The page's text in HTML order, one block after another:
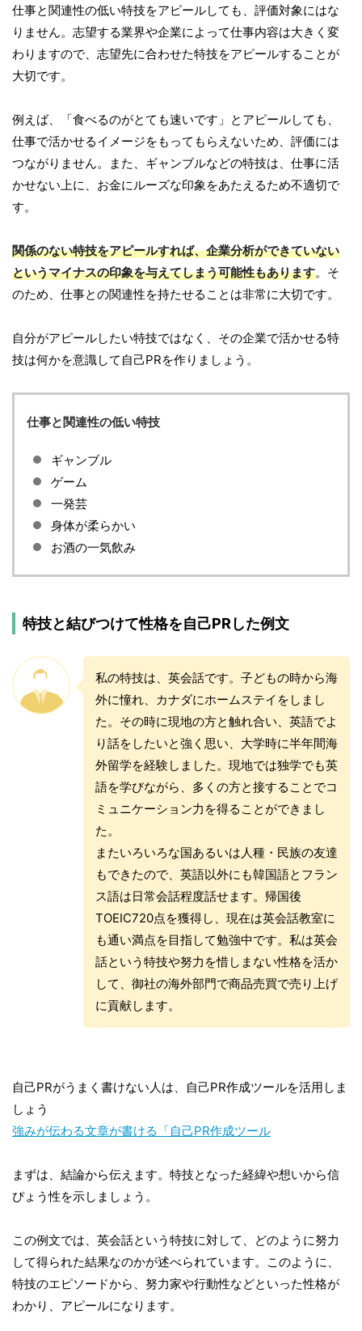
仕事と関連性の低い特技をアピールしても、評価対象にはな
りません。志望する業界や企業によって仕事内容は大きく変
わりますので、志望先に合わせた特技をアピールすることが
大切です。
例えば、「食べるのがとても速いです」とアピールしても、
仕事で活かせるイメージをもってもらえないため、評価には
つながりません。また、ギャンブルなどの特技は、仕事に活
かせない上に、お金にルーズな印象をあたえるため不適切で
す。
関係のない特技をアピールすれば、企業分析ができていない
というマイナスの印象を与えてしまう可能性もあります。そ
のため、仕事との関連性を持たせることは非常に大切です。
自分がアピールしたい特技ではなく、その企業で活かせる特
技は何かを意識して自己PRを作りましょう。
仕事と関連性の低い特技
ギャンブル
ゲーム
一発芸
身体が柔らかい
お酒の一気飲み
特技と結びつけて性格を自己PRした例文
私の特技は、英会話です。子どもの時から海
外に憧れ、カナダにホームステイをしまし
た。その時に現地の方と触れ合い、英語でよ
り話をしたいと強く思い、大学時に半年間海
外留学を経験しました。現地では独学でも英
語を学びながら、多くの方と接することでコ
ミュニケーション力を得ることができまし
た。
またいろいろな国あるいは人種・民族の友達
もできたので、英語以外にも韓国語とフラン
ス語は日常会話程度話せます。帰国後
TOEIC720点を獲得し、現在は英会話教室に
も通い満点を目指して勉強中です。私は英会
話という特技や努力を惜しまない性格を活か
して、御社の海外部門で商品売買で売り上げ
に貢献します。
自己PRがうまく書けない人は、自己PR作成ツールを活用しま
しょう
強みが伝わる文章が書ける「自己PR作成ツール
まずは、結論から伝えます。特技となった経緯や想いから信
ぴょう性を示しましょう。
この例文では、英会話という特技に対して、どのように努力
して得られた結果なのかが述べられています。このように、
特技のエピソードから、努力家や行動性などといった性格が
わかり、アピールになります。